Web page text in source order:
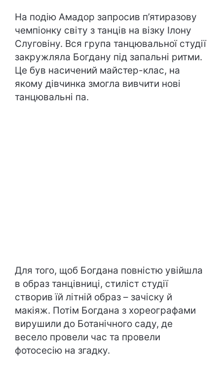
На подію Амадор запросив п’ятиразову
чемпіонку світу з танців на візку Ілону
Слуговіну. Вся група танцювальної студії
закружляла Богдану під запальні ритми.
Це був насичений майстер-клас, на
якому дівчинка змогла вивчити нові
танцювальні па.
Для того, щоб Богдана повністю увійшла
в образ танцівниці, стиліст студії
створив їй літній образ – зачіску й
макіяж. Потім Богдана з хореографами
вирушили до Ботанічного саду, де
весело провели час та провели
фотосесію на згадку.